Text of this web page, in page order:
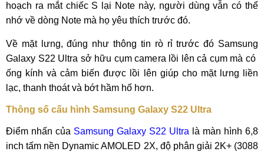
hoạch ra mắt chiếc S lại Note này, người dùng vẫn có thể
nhớ về dòng Note mà họ yêu thích trước đó.
Về mặt lưng, đúng như thông tin rò rỉ trước đó Samsung
Galaxy S22 Ultra sở hữu cụm camera lồi lên cả cụm mà có
ống kính và cảm biến được lồi lên giúp cho mặt lưng liền
lạc, thanh thoát và bớt hầm hố hơn.
Thông số cấu hình Samsung Galaxy S22 Ultra
Điểm nhấn của Samsung Galaxy S22 Ultra là màn hình 6,8
inch tấm nền Dynamic AMOLED 2X, độ phân giải 2K+ (3088